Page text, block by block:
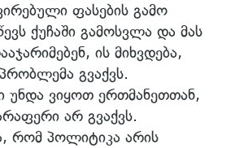
ფასების გამო
ქუჩაში გამოსვლა და მას
ის მიხვდება,
გვაქვს.
ვიყოთ ერთმანეთთან,
არ გვაქვს.
რომ პოლიტიკა არის